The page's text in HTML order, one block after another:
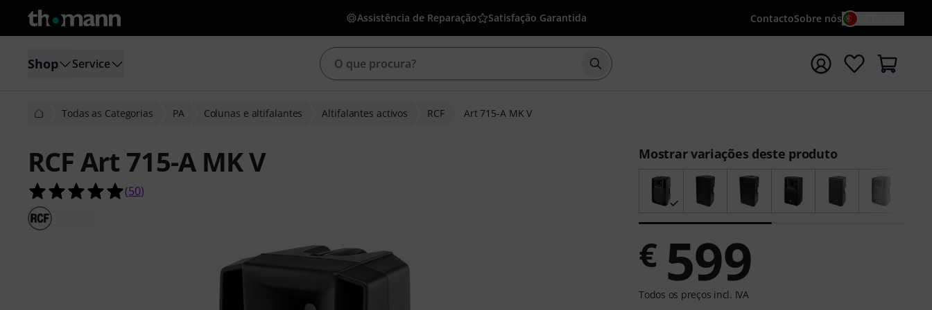
Assistência de Reparação Satisfação Garantida ContactoSobre nós
Shop Service Iniciar pesquisa com o termo de pesquisa {searchTerm}
Todas as Categorias PA Colunas e altifalantes Altifalantes activos RCF Art 715-A MK V
RCF Art 715-A MK V
4.9 de 5 estrelas de 50 avaliações de clientes
(50)
Mostrar variações deste produto
€ 599
Todos os preços incl. IVA